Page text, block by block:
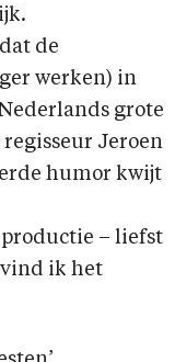
de
werken) in
grote
Jeroen
humor kwijt
– liefst
vind ik het